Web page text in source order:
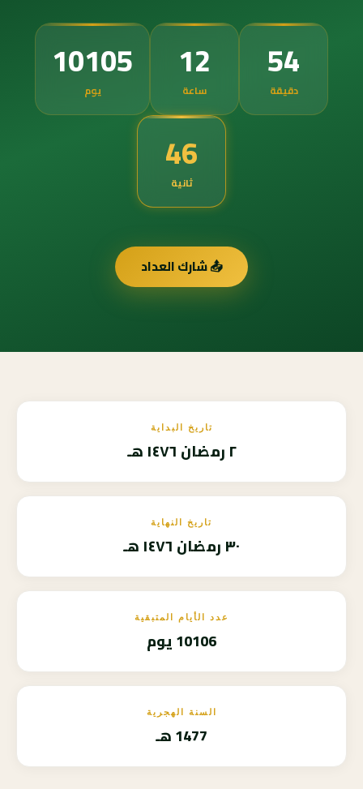
10105
يوم
12
ساعة
54
دقيقة
45
ثانية
📤 شارك العداد
تاريخ البداية
٢ رمضان ١٤٧٦ هـ
تاريخ النهاية
٣٠ رمضان ١٤٧٦ هـ
عدد الأيام المتبقية
10106 يوم
السنة الهجرية
1477 هـ